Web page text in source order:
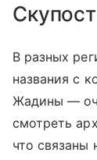
В разных
названия с
Жадины —
смотреть
что связаны